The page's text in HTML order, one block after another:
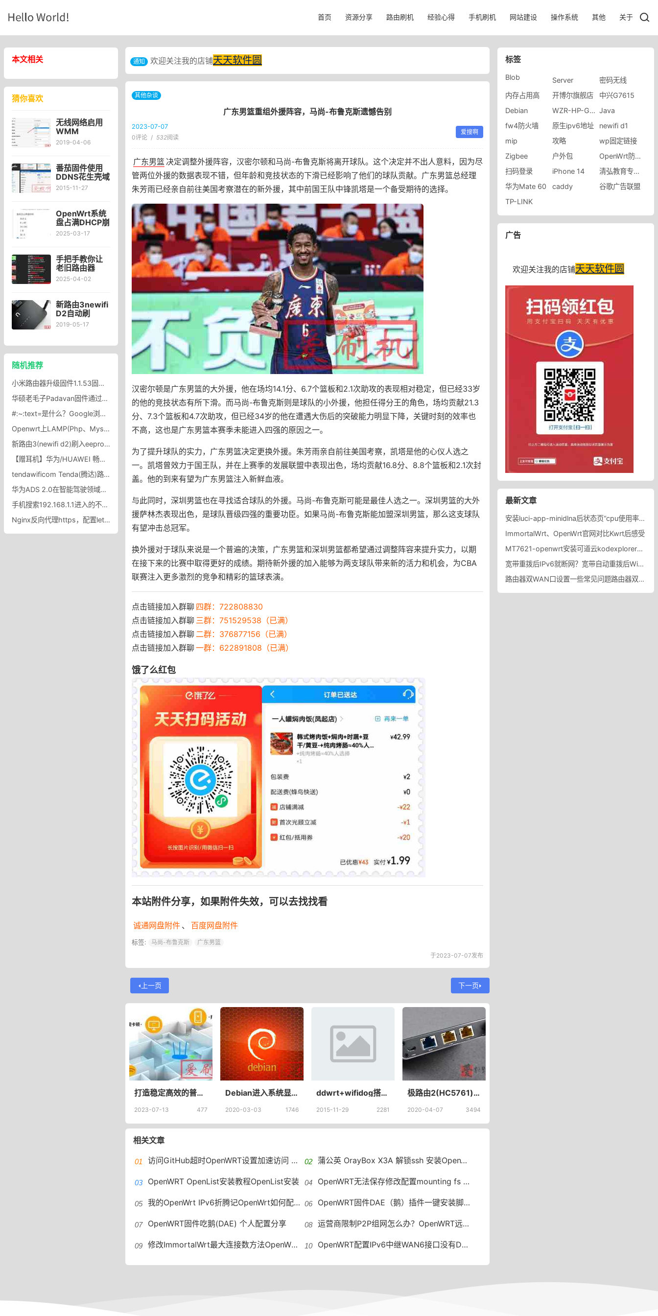
首页 资源分享 路由刷机 经验心得 手机刷机 网站建设 操作系统 其他 关于
本文相关
猜你喜欢
无线网络启用
WMM
Mode（模式）
断流的方法
2019-04-06
番茄固件使用
DDNS花生壳域
名的方法
2015-11-27
OpenWrt系统
盘占满DHCP崩
溃、配置文件
Home日志文件
占满磁盘
2025-03-17
手把手教你让
老旧路由器
OpenWRT用
继模式配置
2025-04-02
新路由3newifi
D2自动刷
breed工具下载
breed工具下载
2019-05-17
随机推荐
小米路由器升级固件1.1.53固件 新增节点选择、专属网络等功能
华硕老毛子Padavan固件通过Frp内网穿透工具Padavan固件Frp内网穿透教程
#:~:text=是什么？Google浏览器Scroll To Text Fragment功能
Openwrt上LAMP(Php、Mysql、Apache)的安装配置
新路由3(newifi d2)刷入eeprom固件修改MAC地址，刷eeprom杂交，MAC地址要修改哪个？
【赠耳机】华为/HUAWEI 畅享60 6000mAh长续航4800万超清影像直面屏鸿蒙智能手机畅想华为官方旗舰店_华为官方旗舰店
tendawificom Tenda(腾达)路由器默认登录入口与用户名、密码
华为ADS 2.0在智能驾驶领域超越特斯拉FSD：更优、更安全！
手机搜索192.168.1.1进入的不是登录页面 手机打不开路由器后台？
Nginx反向代理https，配置lets-encrypt证书Wordpress页面错乱无法登录后台
通知 欢迎关注我的店铺天天软件圆
其他杂谈
广东男篮重组外援阵容，马尚-布鲁克斯遗憾告别
2023-07-07
0评论 / 532阅读
爱搜啊
广东男篮 决定调整外援阵容，汉密尔顿和马尚-布鲁克斯将离开球队。这个决定并不出人意料，因为尽
管两位外援的数据表现不错，但年龄和竞技状态的下滑已经影响了他们的球队贡献。广东男篮总经理
朱芳雨已经亲自前往美国考察潜在的新外援，其中前国王队中锋凯塔是一个备受期待的选择。
汉密尔顿是广东男篮的大外援，他在场均14.1分、6.7个篮板和2.1次助攻的表现相对稳定，但已经33岁
的他的竞技状态有所下滑。而马尚-布鲁克斯则是球队的小外援，他担任得分王的角色，场均贡献21.3
分、7.3个篮板和4.7次助攻，但已经34岁的他在遭遇大伤后的突破能力明显下降，关键时刻的效率也
不高，这也是广东男篮本赛季未能进入四强的原因之一。
为了提升球队的实力，广东男篮决定更换外援。朱芳雨亲自前往美国考察，凯塔是他的心仪人选之
一。凯塔曾效力于国王队，并在上赛季的发展联盟中表现出色，场均贡献16.8分、8.8个篮板和2.1次封
盖。他的到来有望为广东男篮注入新鲜血液。
与此同时，深圳男篮也在寻找适合球队的外援。马尚-布鲁克斯可能是最佳人选之一。深圳男篮的大外
援萨林杰表现出色，是球队晋级四强的重要功臣。如果马尚-布鲁克斯能加盟深圳男篮，那么这支球队
有望冲击总冠军。
换外援对于球队来说是一个普遍的决策，广东男篮和深圳男篮都希望通过调整阵容来提升实力，以期
在接下来的比赛中取得更好的成绩。期待新外援的加入能够为两支球队带来新的活力和机会，为CBA
联赛注入更多激烈的竞争和精彩的篮球表演。
点击链接加入群聊 四群：722808830
点击链接加入群聊 三群：751529538（已满）
点击链接加入群聊 二群：376877156（已满）
点击链接加入群聊 一群：622891808（已满）
饿了么红包
本站附件分享，如果附件失效，可以去找找看
诚通网盘附件 、 百度网盘附件
标签: 马尚-布鲁克斯
广东男篮
于2023-07-07发布
上一页 下一页
打造稳定高效的普通家庭网络：规划要点大揭秘！
2023-07-13 477
Debian进入系统显示乱码，Debian安装选择中文进入系统后出现乱码问题的解决
2020-03-03 1746
ddwrt+wifidog搭建热点认证系统(无线路由器web认证）
2015-11-29 2281
极路由2(HC5761)刷OPENWRT实现NDR客户端拨号AND开机自启动AND内网无法访问
2020-04-07 3494
相关文章
访问GitHub超时OpenWRT设置加速访问 GitHub host自动更新 蒲公英 OrayBox X3A 解锁ssh 安装OpenWRT VirtualHere实现USB共享
OpenWRT OpenList安装教程OpenList安装 OpenWRT无法保存修改配置mounting fs with errors, running e2fsck is recommended
我的OpenWrt IPv6折腾记OpenWrt如何配置IPv6地址段 OpenWRT固件DAE（鹅）插件一键安装脚本
OpenWRT固件吃鹅(DAE) 个人配置分享 运营商限制P2P组网怎么办？OpenWRT远程组网绕过限速
修改ImmortalWrt最大连接数方法OpenWRT修改最大连接数 OpenWRT配置IPv6中继WAN6接口没有DHCP OpenWRT IPv6中继
标签
Blob Server
密码无线
内存占用高
开博尔旗舰店
中兴G7615
Debian
WZR-HP-G300NH2 Java
fw4防火墙
原生ipv6地址
newifi d1
mip
攻略
wp固定链接
Zigbee
户外包
OpenWrt防蹭网
扫码登录
iPhone 14
清弘教育专营店
华为Mate 60
caddy
谷歌广告联盟
TP-LINK
广告
欢迎关注我的店铺天天软件圆
最新文章
安装luci-app-minidlna后状态页“cpu使用率“显示虚高，排除过程记录。
ImmortalWrt、OpenWrt官网对比Kwrt后感受
MT7621-openwrt安装可道云kodexplorer轻量化NAS
宽带重拨后IPv6就断网？宽带自动重拨后Win10的IPv6失效
路由器双WAN口设置一些常见问题路由器双WAN口设置踩坑